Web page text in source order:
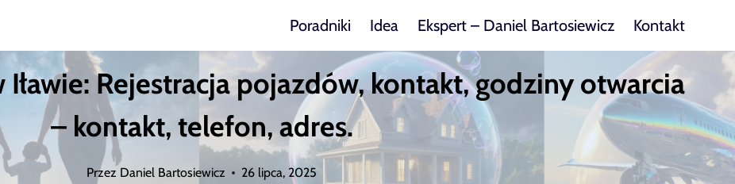
Poradniki Idea Ekspert – Daniel Bartosiewicz Kontakt
Rejestracja pojazdów, kontakt, godziny otwarcia
– kontakt, telefon, adres.
Przez Daniel Bartosiewicz 26 lipca, 2025